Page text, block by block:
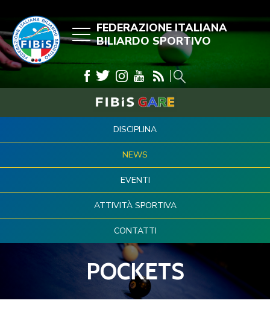
FEDERAZIONE ITALIANA
BILIARDO SPORTIVO
DISCIPLINA
NEWS
EVENTI
ATTIVITÀ SPORTIVA
CONTATTI
POCKETS